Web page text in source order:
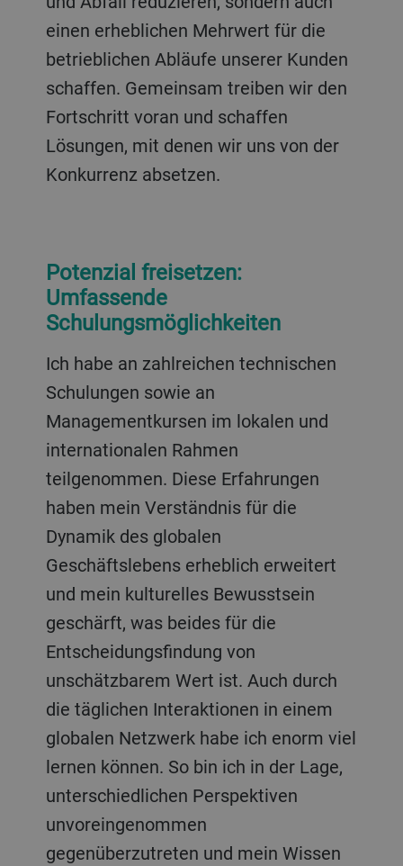
einen erheblichen Mehrwert für die
betrieblichen Abläufe unserer Kunden
schaffen. Gemeinsam treiben wir den
Fortschritt voran und schaffen
Lösungen, mit denen wir uns von der
Konkurrenz absetzen.
Potenzial freisetzen:
Umfassende
Schulungsmöglichkeiten
Ich habe an zahlreichen technischen
Schulungen sowie an
Managementkursen im lokalen und
internationalen Rahmen
teilgenommen. Diese Erfahrungen
haben mein Verständnis für die
Dynamik des globalen
Geschäftslebens erheblich erweitert
und mein kulturelles Bewusstsein
geschärft, was beides für die
Entscheidungsfindung von
unschätzbarem Wert ist. Auch durch
die täglichen Interaktionen in einem
globalen Netzwerk habe ich enorm viel
lernen können. So bin ich in der Lage,
unterschiedlichen Perspektiven
unvoreingenommen
gegenüberzutreten und mein Wissen